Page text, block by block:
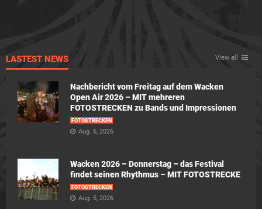
LASTEST NEWS View all
Nachbericht vom Freitag auf dem Wacken
Open Air 2026 – MIT mehreren
FOTOSTRECKEN zu Bands und Impressionen
FOTOSTRECKEN
Aug. 6, 2026
Wacken 2026 – Donnerstag – das Festival
findet seinen Rhythmus – MIT FOTOSTRECKE
FOTOSTRECKEN
Aug. 5, 2026